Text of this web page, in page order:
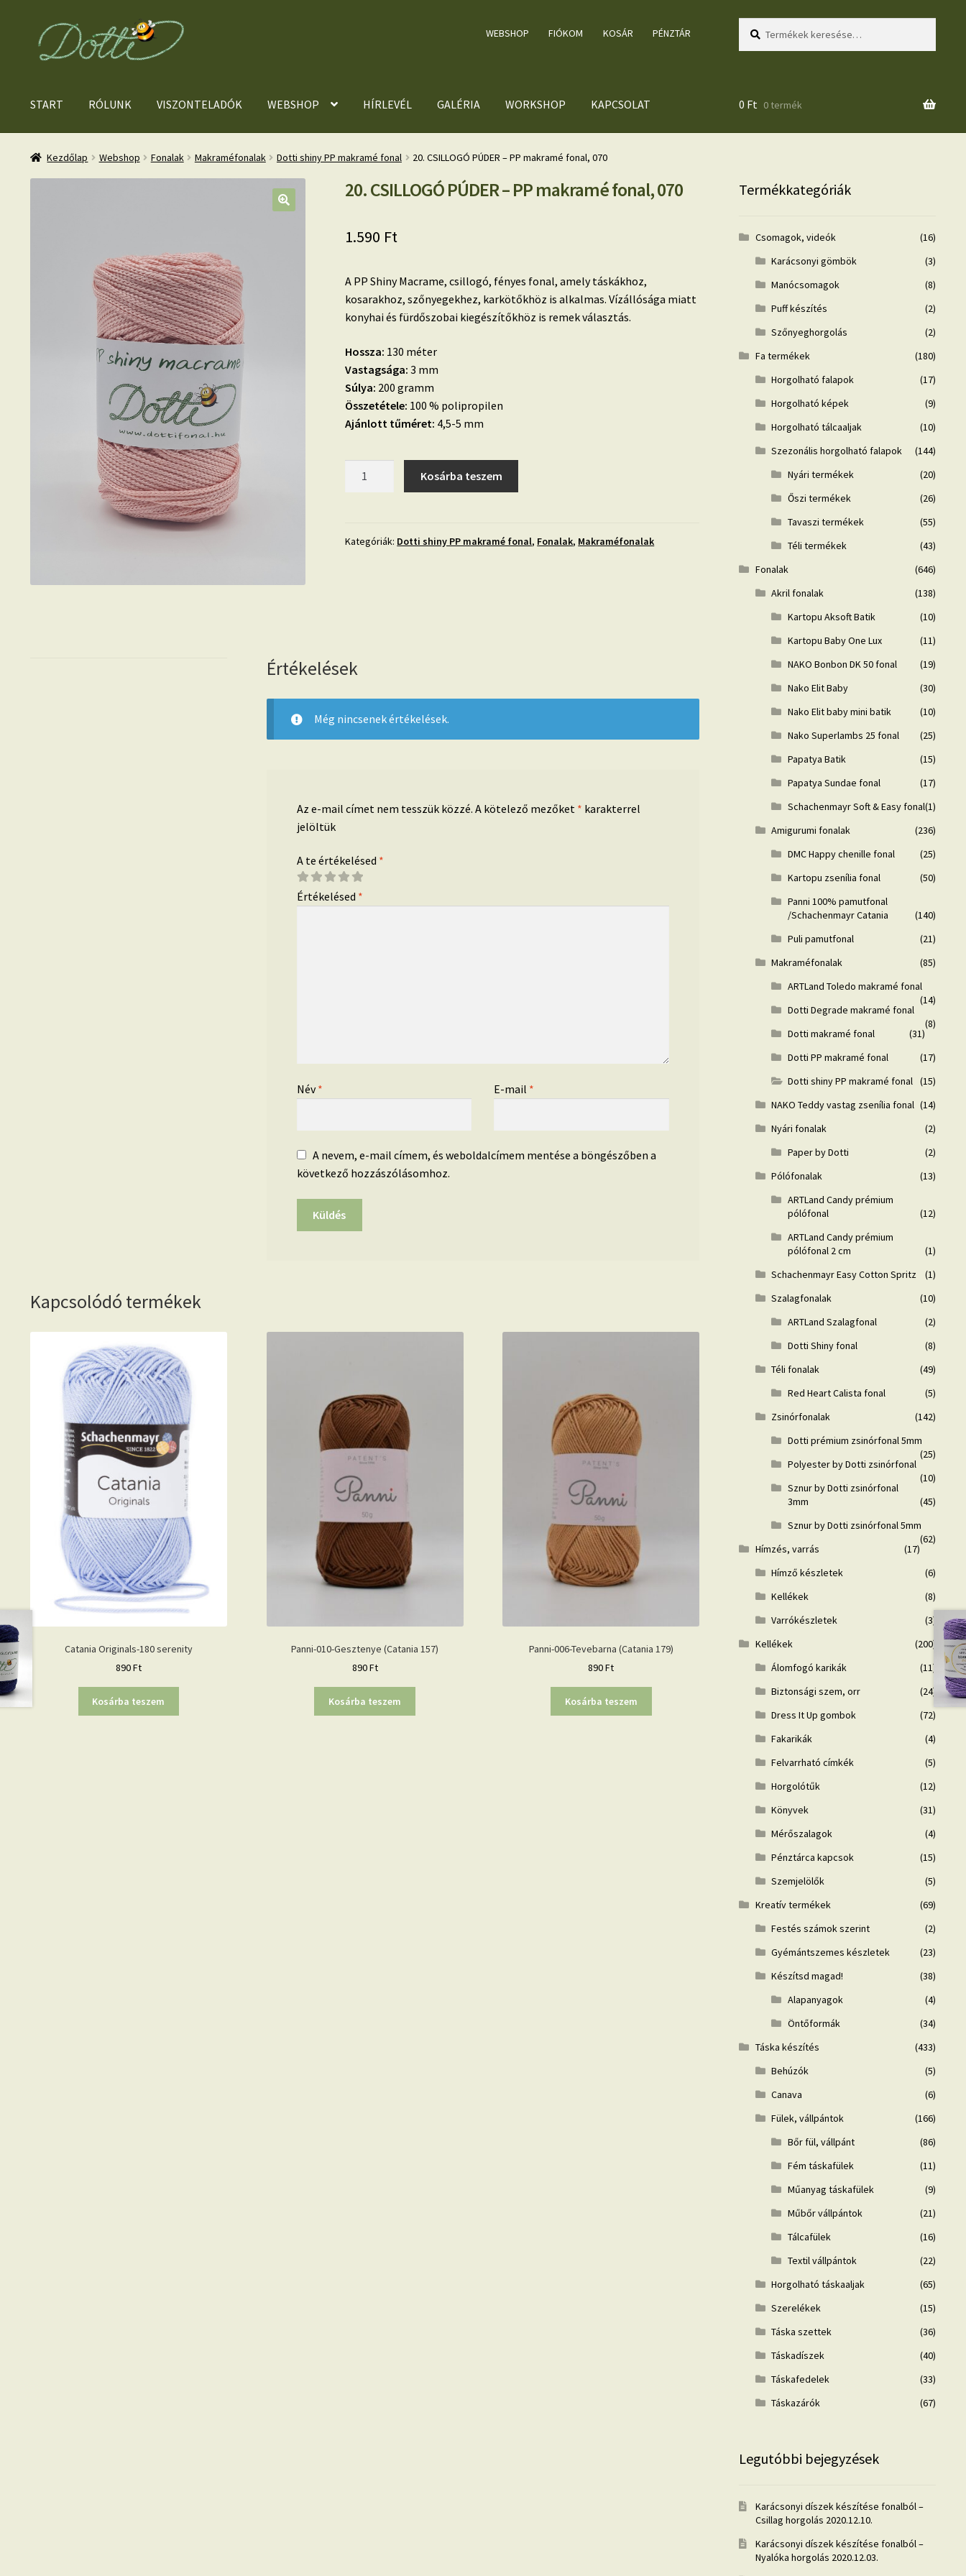
Ugrás
navigációhoz
Kilépés
tartalomba
WEBSHOP FIÓKOM KOSÁR PÉNZTÁR
START RÓLUNK VISZONTELADÓK WEBSHOP HÍRLEVÉL GALÉRIA WORKSHOP KAPCSOLAT 0 Ft 0 termék
Kezdőlap Webshop Fonalak Makraméfonalak Dotti shiny PP makramé fonal 20. CSILLOGÓ PÚDER – PP makramé fonal, 070
20. CSILLOGÓ PÚDER – PP makramé fonal, 070
1.590 Ft
A PP Shiny Macrame, csillogó, fényes fonal, amely táskákhoz,
kosarakhoz, szőnyegekhez, karkötőkhöz is alkalmas. Vízállósága miatt
konyhai és fürdőszobai kiegészítőkhöz is remek választás.
Hossza: 130 méter
Vastagsága: 3 mm
Súlya: 200 gramm
Összetétele: 100 % polipropilen
Ajánlott tűméret: 4,5-5 mm
PP
Kosárba teszem
Kategóriák: Dotti shiny PP makramé fonal, Fonalak, Makraméfonalak
Értékelések
Még nincsenek értékelések.
Az e-mail címet nem tesszük közzé. A kötelező mezőket * karakterrel
jelöltük
A te értékelésed *
Értékelésed *
Név* E-mail *
A nevem, e-mail címem, és weboldalcímem mentése a böngészőben a
következő hozzászólásomhoz.
Kapcsolódó termékek
Catania Originals-180 serenity
890Ft
Kosárba teszem
Panni-010-Gesztenye (Catania 157)
890Ft
Kosárba teszem
Panni-006-Tevebarna (Catania 179)
890Ft
Kosárba teszem
Termékkategóriák
Csomagok, videók
(16)
Karácsonyi gömbök
(3)
Manócsomagok
(8)
Puff készítés
(2)
Szőnyeghorgolás
(2)
Fa termékek
(180)
Horgolható falapok
(17)
Horgolható képek
(9)
Horgolható tálcaaljak
(10)
Szezonális horgolható falapok
(144)
Nyári termékek
(20)
Őszi termékek
(26)
Tavaszi termékek
(55)
Téli termékek
(43)
Fonalak
(646)
Akril fonalak
(138)
Kartopu Aksoft Batik
(10)
Kartopu Baby One Lux
(11)
NAKO Bonbon DK 50 fonal
(19)
Nako Elit Baby
(30)
Nako Elit baby mini batik
(10)
Nako Superlambs 25 fonal
(25)
Papatya Batik
(15)
Papatya Sundae fonal
(17)
Schachenmayr Soft & Easy fonal(1)
Amigurumi fonalak
(236)
DMC Happy chenille fonal
(25)
Kartopu zsenília fonal
(50)
Panni 100% pamutfonal
/Schachenmayr Catania
(140)
Puli pamutfonal
(21)
Makraméfonalak
(85)
ARTLand Toledo makramé fonal
(14)
Dotti Degrade makramé fonal
(8)
Dotti makramé fonal
(31)
Dotti PP makramé fonal
(17)
Dotti shiny PP makramé fonal (15)
NAKO Teddy vastag zsenília fonal (14)
Nyári fonalak
(2)
Paper by Dotti
(2)
Pólófonalak
(13)
ARTLand Candy prémium
pólófonal
(12)
ARTLand Candy prémium
pólófonal 2 cm
(1)
Schachenmayr Easy Cotton Spritz
(1)
Szalagfonalak
(10)
ARTLand Szalagfonal
(2)
Dotti Shiny fonal
(8)
Téli fonalak
(49)
Red Heart Calista fonal
(5)
Zsinórfonalak
(142)
Dotti prémium zsinórfonal 5mm
(25)
Polyester by Dotti zsinórfonal
(10)
Sznur by Dotti zsinórfonal
3mm
(45)
Sznur by Dotti zsinórfonal 5mm
(62)
Hímzés, varrás
(17)
Hímző készletek
(6)
Kellékek
(8)
Varrókészletek
(3)
Kellékek
(200)
Álomfogó karikák
(11)
Biztonsági szem, orr
(24)
Dress It Up gombok
(72)
Fakarikák
(4)
Felvarrható címkék
(5)
Horgolótűk
(12)
Könyvek
(31)
Mérőszalagok
(4)
Pénztárca kapcsok
(15)
Szemjelölők
(5)
Kreatív termékek
(69)
Festés számok szerint
(2)
Gyémántszemes készletek
(23)
Készítsd magad!
(38)
Alapanyagok
(4)
Öntőformák
(34)
Táska készítés
(433)
Behúzók
(5)
Canava
(6)
Fülek, vállpántok
(166)
Bőr fül, vállpánt
(86)
Fém táskafülek
(11)
Műanyag táskafülek
(9)
Műbőr vállpántok
(21)
Tálcafülek
(16)
Textil vállpántok
(22)
Horgolható táskaaljak
(65)
Szerelékek
(15)
Táska szettek
(36)
Táskadíszek
(40)
Táskafedelek
(33)
Táskazárók
(67)
Legutóbbi bejegyzések
Karácsonyi díszek készítése fonalból –
Csillag horgolás 2020.12.10.
Karácsonyi díszek készítése fonalból –
Nyalóka horgolás 2020.12.03.